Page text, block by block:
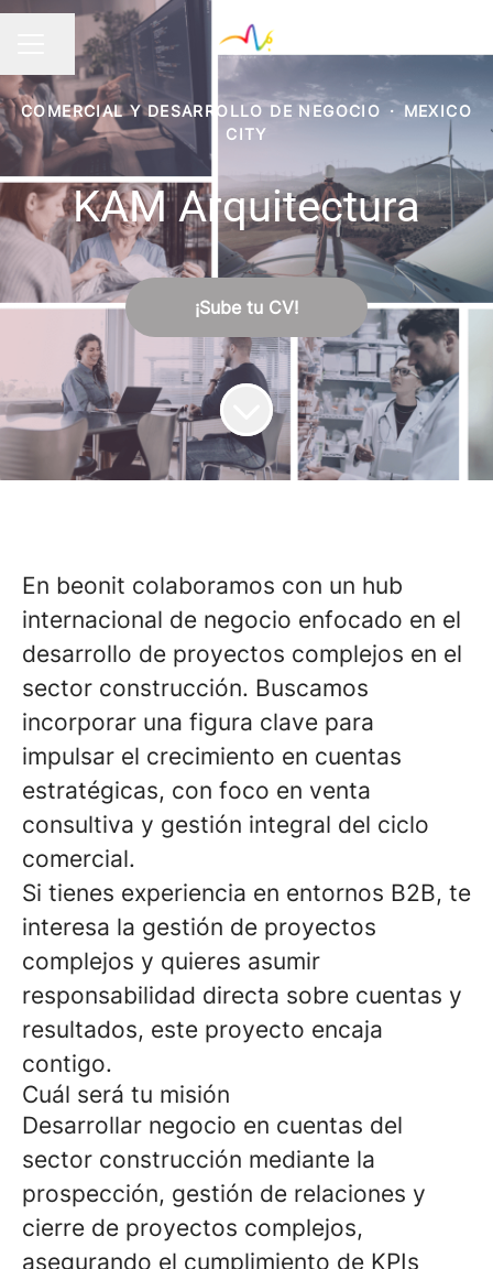
MENÚ DE EMPLEO
Compartir página
COMERCIAL Y DESARROLLO DE NEGOCIO · MEXICO
CITY
KAM Arquitectura
¡Sube tu CV!
En beonit colaboramos con un hub
internacional de negocio enfocado en el
desarrollo de proyectos complejos en el
sector construcción. Buscamos
incorporar una figura clave para
impulsar el crecimiento en cuentas
estratégicas, con foco en venta
consultiva y gestión integral del ciclo
comercial.
Si tienes experiencia en entornos B2B, te
interesa la gestión de proyectos
complejos y quieres asumir
responsabilidad directa sobre cuentas y
resultados, este proyecto encaja
contigo.
Cuál será tu misión
Desarrollar negocio en cuentas del
sector construcción mediante la
prospección, gestión de relaciones y
cierre de proyectos complejos,
asegurando el cumplimiento de KPIs